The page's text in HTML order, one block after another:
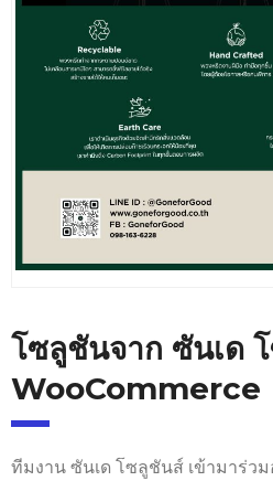
โซลูชันจาก ซันเด
WooCommerce
ทีมงาน ซันเด โซลูชันส์ เข้ามาร่ว